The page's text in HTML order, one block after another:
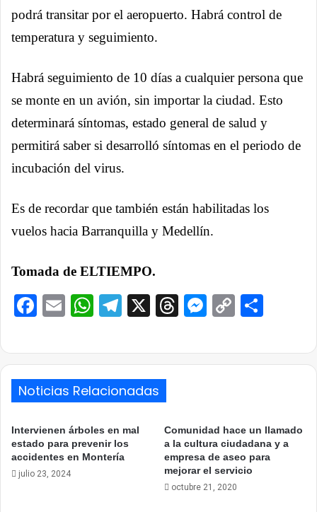
podrá transitar por el aeropuerto. Habrá control de
temperatura y seguimiento.
Habrá seguimiento de 10 días a cualquier persona que
se monte en un avión, sin importar la ciudad. Esto
determinará síntomas, estado general de salud y
permitirá saber si desarrolló síntomas en el periodo de
incubación del virus.
Es de recordar que también están habilitadas los
vuelos hacia Barranquilla y Medellín.
Tomada de ELTIEMPO.
Facebook
EmailWhatsApp
Telegram
X ThreadsCopy
Noticias Relacionadas
Intervienen árboles en mal
estado para prevenir los
accidentes en Montería
julio 23, 2024
Comunidad hace un llamado
a la cultura ciudadana y a
empresa de aseo para
mejorar el servicio
octubre 21, 2020